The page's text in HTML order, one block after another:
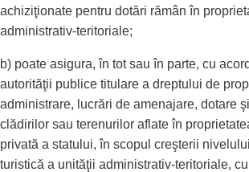
achiziţionate pentru dotări rămân în
administrativ-teritoriale;
b) poate asigura, în tot sau în parte, cu
autorităţii publice titulare a dreptului de
administrare, lucrări de amenajare, dotare
clădirilor sau terenurilor aflate în
privată a statului, în scopul creşterii
turistică a unităţii administrativ-teritoriale,